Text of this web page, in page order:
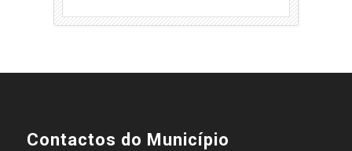
Contactos do Município